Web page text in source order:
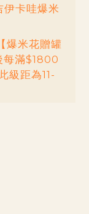
伊卡哇爆米
爆米花贈罐
每滿$1800
級距為11-